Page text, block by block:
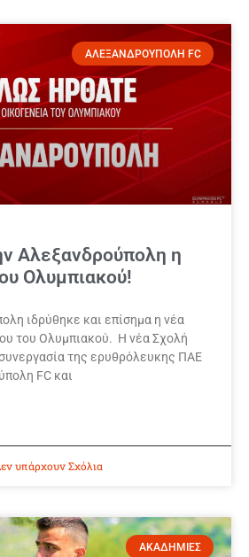
ΑΛΕΞΑΝΔΡΟΥΠΟΛΗ FC
Αλεξανδρούπολη η
Ολυμπιακού!
ιδρύθηκε και επίσημα η νέα
του Ολυμπιακού. Η νέα Σχολή
της ερυθρόλευκης ΠΑΕ
FC και
υπάρχουν Σχόλια
ΑΚΑΔΗΜΙΕΣ